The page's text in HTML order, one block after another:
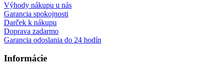
Výhody nákupu u nás
Garancia spokojnosti
Darček k nákupu
Doprava zadarmo
Garancia odoslania do 24 hodín
Informácie